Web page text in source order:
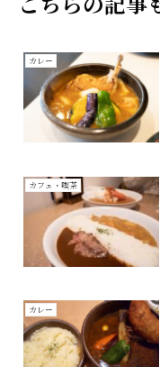
カレー
カフェ・喫茶
カレー